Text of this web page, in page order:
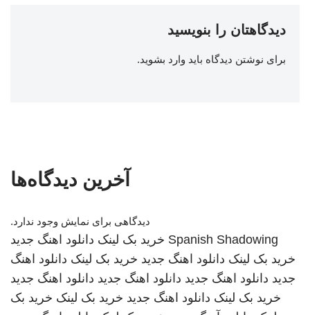
دیدگاهتان را بنویسید
برای نوشتن دیدگاه باید وارد بشوید.
آخرین دیدگاه‌ها
دیدگاهی برای نمایش وجود ندارد.
Spanish Shadowing خرید بک لینک دانلود اهنگ جدید
خرید بک لینک دانلود اهنگ جدید خرید بک لینک دانلود اهنگ
جدید دانلود اهنگ جدید دانلود اهنگ جدید دانلود اهنگ جدید
خرید بک لینک دانلود اهنگ جدید خرید بک لینک خرید بک